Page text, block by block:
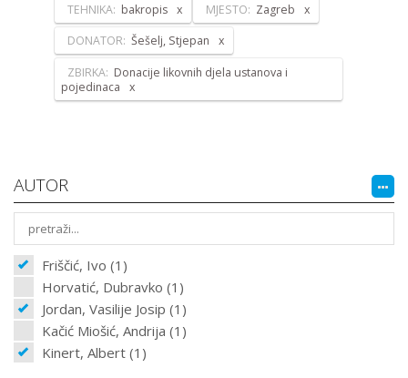
TEHNIKA: bakropis MJESTO: Zagreb
DONATOR: Šešelj, Stjepan
ZBIRKA: Donacije likovnih djela ustanova i
pojedinaca
AUTOR
Friščić, Ivo (1)
Horvatić, Dubravko (1)
Jordan, Vasilije Josip (1)
Kačić Miošić, Andrija (1)
Kinert, Albert (1)